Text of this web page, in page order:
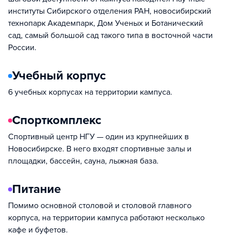
институты Сибирского отделения РАН, новосибирский
технопарк Академпарк, Дом Ученых и Ботанический
сад, самый большой сад такого типа в восточной части
России.
Учебный корпус
6 учебных корпусах на территории кампуса.
Спорткомплекс
Спортивный центр НГУ — один из крупнейших в
Новосибирске. В него входят спортивные залы и
площадки, бассейн, сауна, лыжная база.
Питание
Помимо основной столовой и столовой главного
корпуса, на территории кампуса работают несколько
кафе и буфетов.